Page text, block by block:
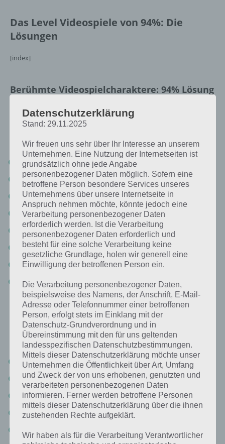
Das Level Videospiele von 94%: Die
Lösungen
[index]
Berühmte Videospielcharaktere: 94% Lösung
Nachfolgend findest du alle richtigen Antworten zum Sachverhalt
Berühmte Videospielcharaktere in der App 94%. Die Lösung ist dabei
42% Super Mario
19% Luigi
8% Princess Peach
6% Sonic
6% Donkey Kong
6% Zelda
4% Link
3% Lara Croft
Retrovideosiele: Lösung für 94%
Nun die Antworten zu Retrovideosiele beim Paket Videospiele:
36% Super Mario
19% Pac Man
18% Tetris
11% Donkey Kong
Datenschutzerklärung
Stand: 29.11.2025
Wir freuen uns sehr über Ihr Interesse an unserem
Unternehmen. Eine Nutzung der Internetseiten ist
grundsätzlich ohne jede Angabe
personenbezogener Daten möglich. Sofern eine
betroffene Person besondere Services unseres
Unternehmens über unsere Internetseite in
Anspruch nehmen möchte, könnte jedoch eine
Verarbeitung personenbezogener Daten
erforderlich werden. Ist die Verarbeitung
personenbezogener Daten erforderlich und
besteht für eine solche Verarbeitung keine
gesetzliche Grundlage, holen wir generell eine
Einwilligung der betroffenen Person ein.
Die Verarbeitung personenbezogener Daten,
beispielsweise des Namens, der Anschrift, E-Mail-
Adresse oder Telefonnummer einer betroffenen
Person, erfolgt stets im Einklang mit der
Datenschutz-Grundverordnung und in
Übereinstimmung mit den für uns geltenden
landesspezifischen Datenschutzbestimmungen.
Mittels dieser Datenschutzerklärung möchte unser
Unternehmen die Öffentlichkeit über Art, Umfang
und Zweck der von uns erhobenen, genutzten und
verarbeiteten personenbezogenen Daten
informieren. Ferner werden betroffene Personen
mittels dieser Datenschutzerklärung über die ihnen
zustehenden Rechte aufgeklärt.
Wir haben als für die Verarbeitung Verantwortlicher